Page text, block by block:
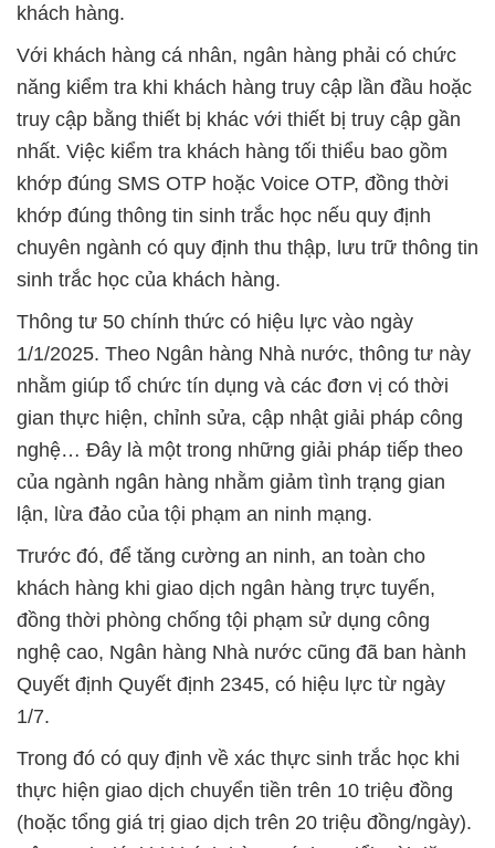
khách hàng.
Với khách hàng cá nhân, ngân hàng phải có chức
năng kiểm tra khi khách hàng truy cập lần đầu hoặc
truy cập bằng thiết bị khác với thiết bị truy cập gần
nhất. Việc kiểm tra khách hàng tối thiểu bao gồm
khớp đúng SMS OTP hoặc Voice OTP, đồng thời
khớp đúng thông tin sinh trắc học nếu quy định
chuyên ngành có quy định thu thập, lưu trữ thông tin
sinh trắc học của khách hàng.
Thông tư 50 chính thức có hiệu lực vào ngày
1/1/2025. Theo Ngân hàng Nhà nước, thông tư này
nhằm giúp tổ chức tín dụng và các đơn vị có thời
gian thực hiện, chỉnh sửa, cập nhật giải pháp công
nghệ… Đây là một trong những giải pháp tiếp theo
của ngành ngân hàng nhằm giảm tình trạng gian
lận, lừa đảo của tội phạm an ninh mạng.
Trước đó, để tăng cường an ninh, an toàn cho
khách hàng khi giao dịch ngân hàng trực tuyến,
đồng thời phòng chống tội phạm sử dụng công
nghệ cao, Ngân hàng Nhà nước cũng đã ban hành
Quyết định Quyết định 2345, có hiệu lực từ ngày
1/7.
Trong đó có quy định về xác thực sinh trắc học khi
thực hiện giao dịch chuyển tiền trên 10 triệu đồng
(hoặc tổng giá trị giao dịch trên 20 triệu đồng/ngày).